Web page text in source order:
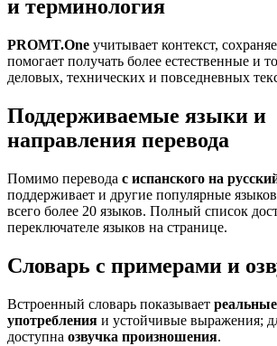
и терминология
PROMT.One учитывает контекст,
помогает получать более естественные и
деловых, технических и повседневных
Поддерживаемые языки и
направления перевода
Помимо перевода с испанского на
поддерживает и другие популярные
всего более 20 языков. Полный список
переключателе языков на странице.
Словарь с примерами и
Встроенный словарь показывает
употребления и устойчивые выражения;
доступна озвучка произношения.